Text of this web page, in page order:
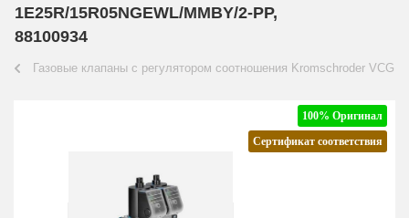
1E25R/15R05NGEWL/MMBY/2-PP,
88100934
Газовые клапаны с регулятором соотношения Kromschroder VCG
100% Оригинал
Сертификат соответствия